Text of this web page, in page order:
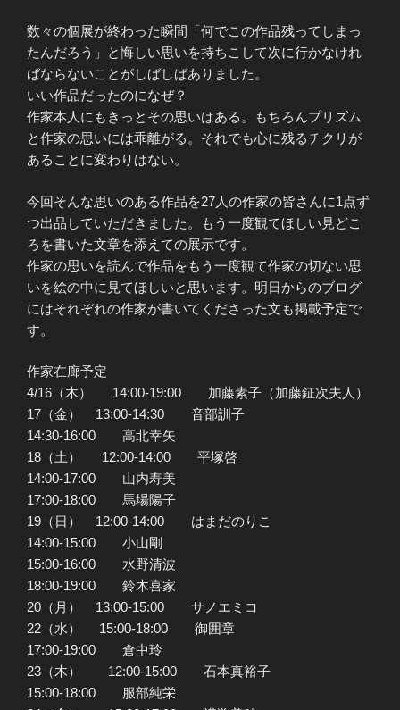
数々の個展が終わった瞬間「何でこの作品残ってしまっ
たんだろう」と悔しい思いを持ちこして次に行かなけれ
ばならないことがしばしばありました。
いい作品だったのになぜ？
作家本人にもきっとその思いはある。もちろんプリズム
と作家の思いには乖離がる。それでも心に残るチクリが
あることに変わりはない。
今回そんな思いのある作品を27人の作家の皆さんに1点ず
つ出品していただきました。もう一度観てほしい見どこ
ろを書いた文章を添えての展示です。
作家の思いを読んで作品をもう一度観て作家の切ない思
いを絵の中に見てほしいと思います。明日からのブログ
にはそれぞれの作家が書いてくださった文も掲載予定で
す。
作家在廊予定
4/16（木） 14:00-19:00 加藤素子（加藤鉦次夫人）
17（金） 13:00-14:30 音部訓子
14:30-16:00 高北幸矢
18（土） 12:00-14:00 平塚啓
14:00-17:00 山内寿美
17:00-18:00 馬場陽子
19（日） 12:00-14:00 はまだのりこ
14:00-15:00 小山剛
15:00-16:00 水野清波
18:00-19:00 鈴木喜家
20（月） 13:00-15:00 サノエミコ
22（水） 15:00-18:00 御囲章
17:00-19:00 倉中玲
23（木） 12:00-15:00 石本真裕子
15:00-18:00 服部純栄